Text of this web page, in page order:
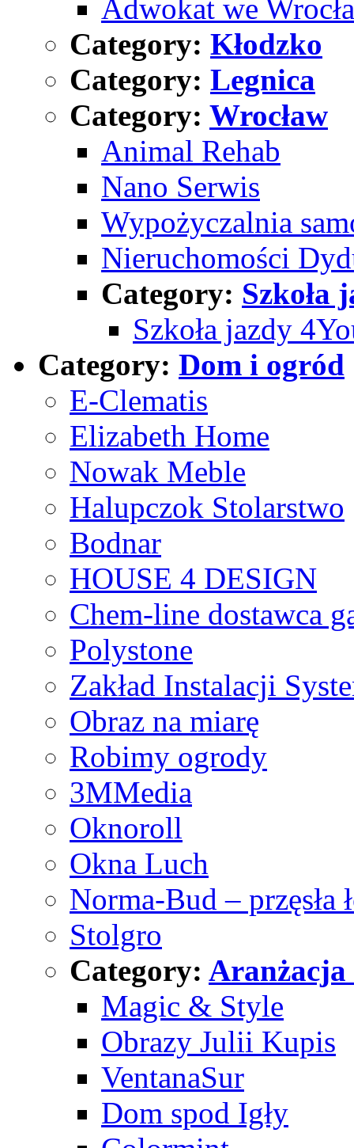
Adwokat we
Category: Kłodzko
Category: Legnica
Category: Wrocław
Animal Rehab
Nano Serwis
Wypożyczalnia
Nieruchomości
Category: Szkoła
Szkoła jazdy
Category: Dom i ogród
E-Clematis
Elizabeth Home
Nowak Meble
Halupczok Stolarstwo
Bodnar
HOUSE 4 DESIGN
Chem-line dostawca
Polystone
Zakład Instalacji
Obraz na miarę
Robimy ogrody
3MMedia
Oknoroll
Okna Luch
Norma-Bud – przęsła
Stolgro
Category:
Magic & Style
Obrazy Julii Kupis
VentanaSur
Dom spod Igły